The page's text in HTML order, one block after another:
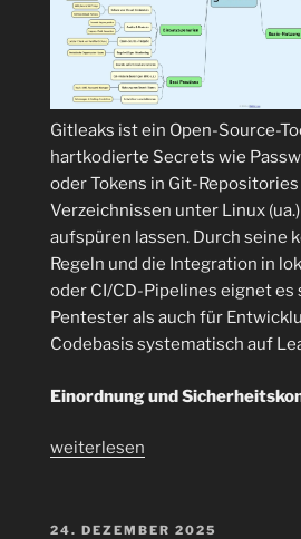
Gitleaks ist ein Open-Source-
hartkodierte Secrets wie
oder Tokens in Git-
Verzeichnissen unter Linux
aufspüren lassen. Durch seine
Regeln und die Integration in
oder CI/CD-Pipelines eignet es
Pentester als auch für
Codebasis systematisch auf
Einordnung und
„Vom
Policy:
weiterlesen
VERÖFFENTLICHT
24. DEZEMBER 2025